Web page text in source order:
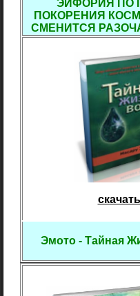
ЭЙФОРИЯ ПО
ПОКОРЕНИЯ
СМЕНИТСЯ
Эмото - Тайная